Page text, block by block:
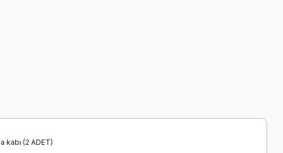
kabı (2 ADET)